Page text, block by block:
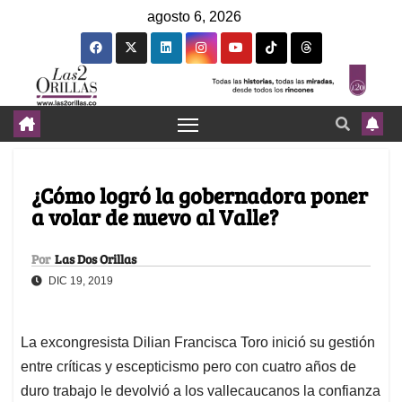
agosto 6, 2026
¿Cómo logró la gobernadora poner
a volar de nuevo al Valle?
Por Las Dos Orillas
DIC 19, 2019
La excongresista Dilian Francisca Toro inició su gestión
entre críticas y escepticismo pero con cuatro años de
duro trabajo le devolvió a los vallecaucanos la confianza